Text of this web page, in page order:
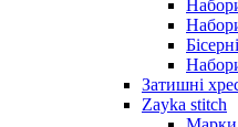
Затишні
Zayka stitch